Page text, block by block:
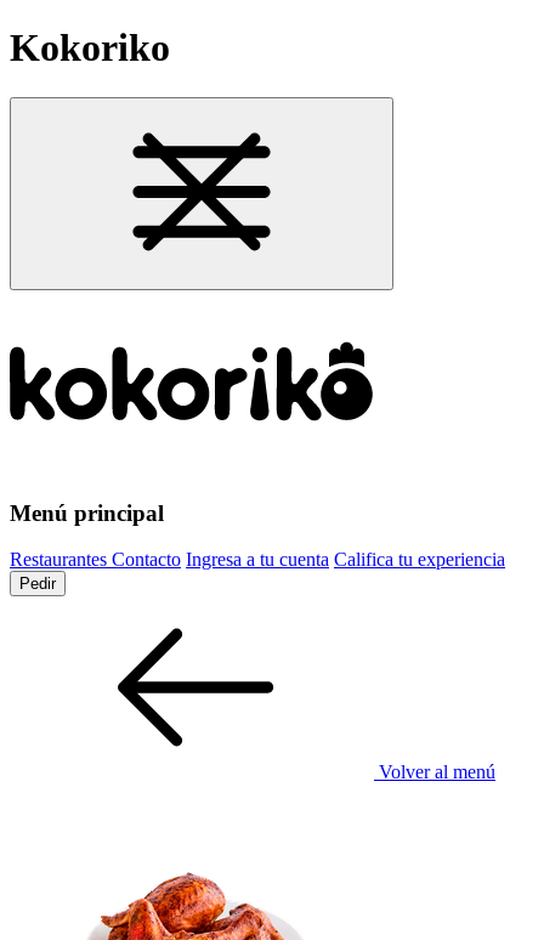
Kokoriko
Menú principal
Restaurantes Contacto Ingresa a tu cuenta Califica tu experiencia
Pedir
Volver al menú